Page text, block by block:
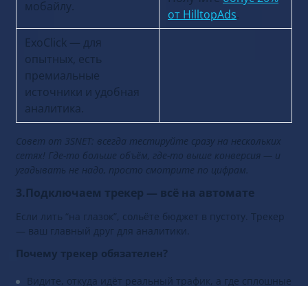
мобайлу.
от HilltopAds.
ExoClick — для
опытных, есть
премиальные
источники и удобная
аналитика.
Совет от 3SNET: всегда тестируйте сразу на нескольких
сетях! Где-то больше объём, где-то выше конверсия — и
угадывать не надо, просто смотрите по цифрам.
3.Подключаем трекер — всё на автомате
Если лить “на глазок”, сольёте бюджет в пустоту. Трекер
— ваш главный друг для аналитики.
Почему трекер обязателен?
Видите, откуда идёт реальный трафик, а где сплошные